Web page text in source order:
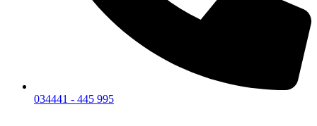
034441 - 445 995